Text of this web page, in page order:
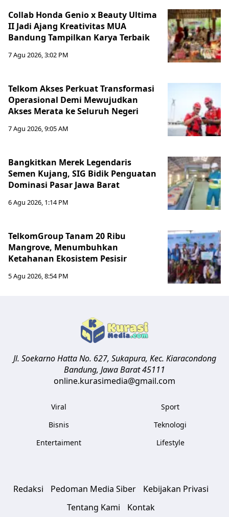
Collab Honda Genio x Beauty Ultima
II Jadi Ajang Kreativitas MUA
Bandung Tampilkan Karya Terbaik
7 Agu 2026, 3:02 PM
Telkom Akses Perkuat Transformasi
Operasional Demi Mewujudkan
Akses Merata ke Seluruh Negeri
7 Agu 2026, 9:05 AM
Bangkitkan Merek Legendaris
Semen Kujang, SIG Bidik Penguatan
Dominasi Pasar Jawa Barat
6 Agu 2026, 1:14 PM
TelkomGroup Tanam 20 Ribu
Mangrove, Menumbuhkan
Ketahanan Ekosistem Pesisir
5 Agu 2026, 8:54 PM
Jl. Soekarno Hatta No. 627, Sukapura, Kec. Kiaracondong
Bandung, Jawa Barat45111
online.kurasimedia@gmail.com
Viral
Bisnis
Entertaiment
Sport
Teknologi
Lifestyle
Redaksi Pedoman Media Siber
Kebijakan Privasi
Tentang Kami
Kontak